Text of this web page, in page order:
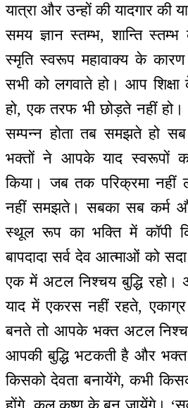
यात्रा और उन्हों की यादगार की
समय ज्ञान स्तम्भ, शान्ति
स्मृति स्वरूप महावाक्य के
सभी को लगवाते हो। आप
हो, एक तरफ भी छोड़ते नहीं
सम्पन्न होता तब समझते हो
भक्तों ने आपके याद स्वरूपों
किया। जब तक परिक्रमा नहीं
नहीं समझते। सबका सब कर्म
स्थूल रूप का भक्ति में कॉपी
बापदादा सर्व देव आत्माओं को
एक में अटल निश्चय बुद्धि
याद में एकरस नहीं रहते,
बनते तो आपके भक्त अटल निश्चय
आपकी बुद्धि भटकती है और
किसको देवता बनायेंगे, कभी